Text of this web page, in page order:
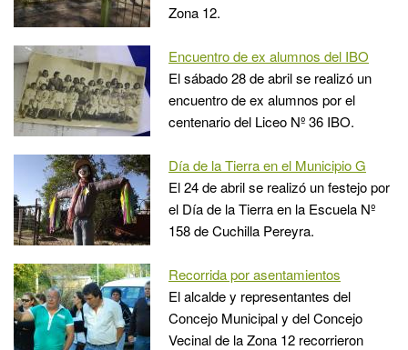
Zona 12.
Encuentro de ex alumnos del IBO
El sábado 28 de abril se realizó un
encuentro de ex alumnos por el
centenario del Liceo Nº 36 IBO.
Día de la Tierra en el Municipio G
El 24 de abril se realizó un festejo por
el Día de la Tierra en la Escuela Nº
158 de Cuchilla Pereyra.
Recorrida por asentamientos
El alcalde y representantes del
Concejo Municipal y del Concejo
Vecinal de la Zona 12 recorrieron